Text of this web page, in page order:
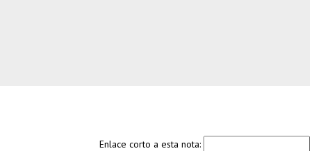
Enlace corto a esta nota: